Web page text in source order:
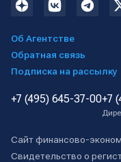
Об Агентстве
Обратная связь
Подписка на рассылку
+7 (495) 645-37-00+7
Сайт финансово-
Свидетельство о